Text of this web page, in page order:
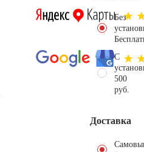
Без
С
500
руб.
Доставка